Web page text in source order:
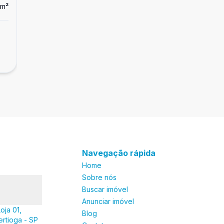
m²
01,
- SP
Navegação rápida
Home
Sobre nós
Buscar imóvel
Anunciar imóvel
Blog